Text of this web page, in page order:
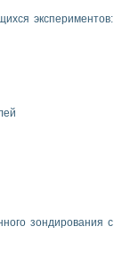
экспериментов:
зондирования с